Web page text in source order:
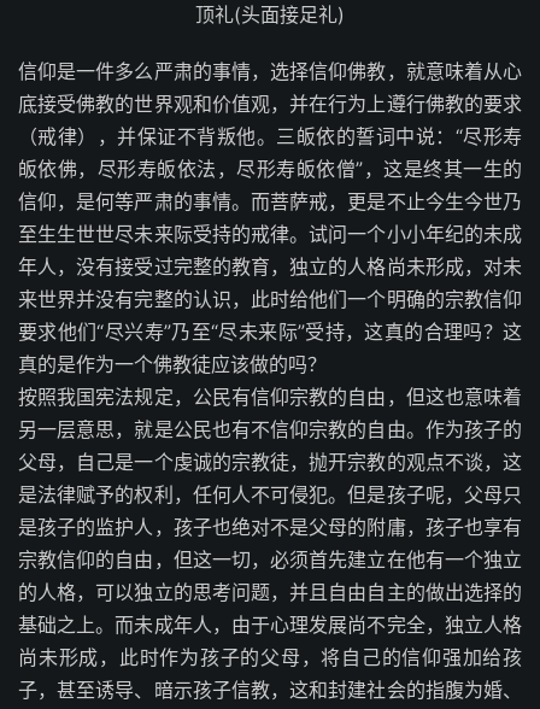
顶礼(头面接足礼)
信仰是一件多么严肃的事情，选择信仰佛教，就意味着从心
底接受佛教的世界观和价值观，并在行为上遵行佛教的要求
（戒律），并保证不背叛他。三皈依的誓词中说：“尽形寿
皈依佛，尽形寿皈依法，尽形寿皈依僧”，这是终其一生的
信仰，是何等严肃的事情。而菩萨戒，更是不止今生今世乃
至生生世世尽未来际受持的戒律。试问一个小小年纪的未成
年人，没有接受过完整的教育，独立的人格尚未形成，对未
来世界并没有完整的认识，此时给他们一个明确的宗教信仰
要求他们“尽兴寿”乃至“尽未来际”受持，这真的合理吗？这
真的是作为一个佛教徒应该做的吗？
按照我国宪法规定，公民有信仰宗教的自由，但这也意味着
另一层意思，就是公民也有不信仰宗教的自由。作为孩子的
父母，自己是一个虔诚的宗教徒，抛开宗教的观点不谈，这
是法律赋予的权利，任何人不可侵犯。但是孩子呢，父母只
是孩子的监护人，孩子也绝对不是父母的附庸，孩子也享有
宗教信仰的自由，但这一切，必须首先建立在他有一个独立
的人格，可以独立的思考问题，并且自由自主的做出选择的
基础之上。而未成年人，由于心理发展尚不完全，独立人格
尚未形成，此时作为孩子的父母，将自己的信仰强加给孩
子，甚至诱导、暗示孩子信教，这和封建社会的指腹为婚、